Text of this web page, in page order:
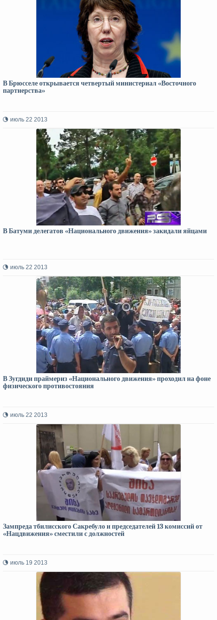
В Брюсселе открывается четвертый министериал «Восточного
партнерства»
июль 22 2013
В Батуми делегатов «Национального движения» закидали яйцами
июль 22 2013
В Зугдиди праймериз «Национального движения» проходил на фоне
физического противостояния
июль 22 2013
Зампреда тбилисского Сакребуло и председателей 13 комиссий от
«Нацдвижения» сместили с должностей
июль 19 2013